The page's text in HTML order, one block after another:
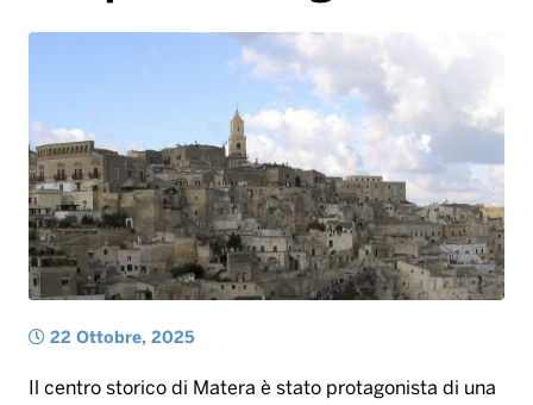
Radio Norba Consiglia
Leggerissime
Novità
Interviste
Speciale Astrabilia 2026
Gallery
22 Ottobre, 2025
Il centro storico di Matera è stato protagonista di una